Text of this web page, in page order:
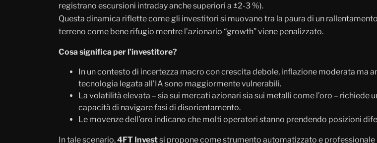
registrano escursioni intraday anche superiori a ±2-3 %).
Questa dinamica riflette come gli investitori si muovano tra la paura di un
terreno come bene rifugio mentre l’azionario “growth” viene penalizzato.
Cosa significa per l’investitore?
In un contesto di incertezza macro con crescita debole, inflazione moderata ma
tecnologia legata all’IA sono maggiormente vulnerabili.
La volatilità elevata – sia sui mercati azionari sia sui metalli come l’oro – richiede
capacità di navigare fasi di disorientamento.
Le movenze dell’oro indicano che molti operatori stanno prendendo posizioni
In tale scenario,4FT Investsi propone come strumento automatizzato e